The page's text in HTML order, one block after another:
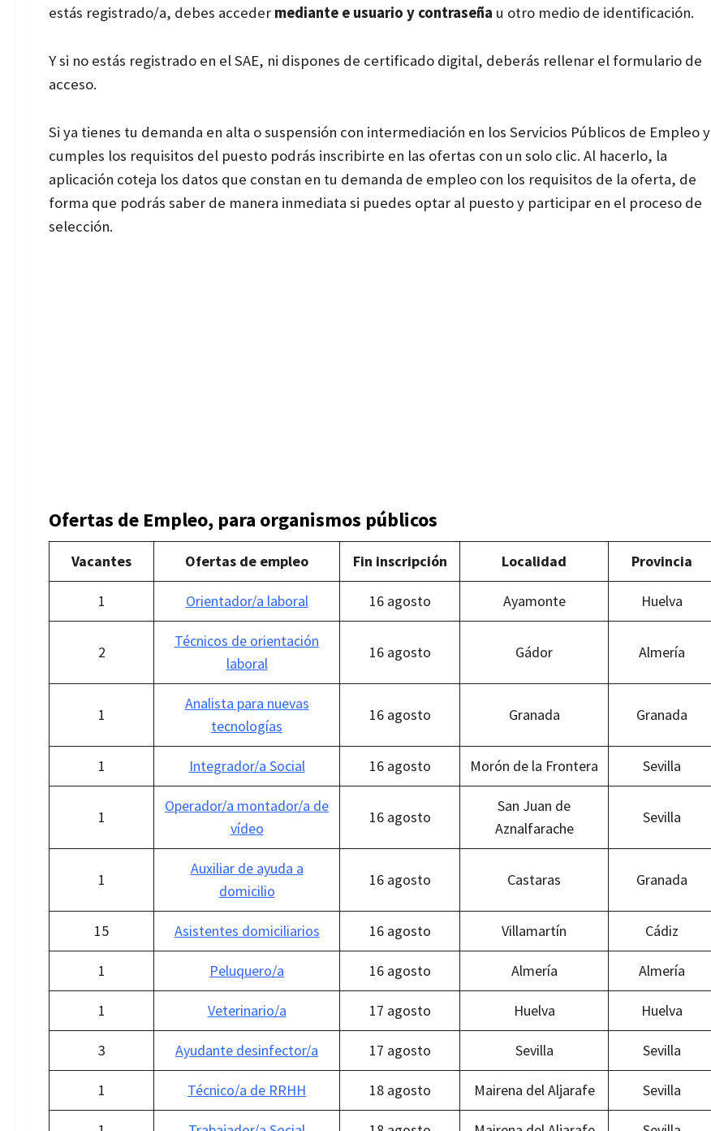
estás registrado/a, debes acceder mediante e usuario y contraseña u otro medio de identificación.
Y si no estás registrado en el SAE, ni dispones de certificado digital, deberás rellenar el formulario de
acceso.
Si ya tienes tu demanda en alta o suspensión con intermediación en los Servicios Públicos de Empleo y
cumples los requisitos del puesto podrás inscribirte en las ofertas con un solo clic. Al hacerlo, la
aplicación coteja los datos que constan en tu demanda de empleo con los requisitos de la oferta, de
forma que podrás saber de manera inmediata si puedes optar al puesto y participar en el proceso de
selección.
Ofertas de Empleo, para organismos públicos
Vacantes Ofertas de empleo Fin inscripción Localidad Provincia
1 Orientador/a laboral 16 agosto Ayamonte Huelva
2
Técnicos de orientación
laboral
16 agosto Gádor Almería
1
Analista para nuevas
tecnologías
16 agosto Granada Granada
1 Integrador/a Social 16 agosto Morón de la Frontera Sevilla
1
Operador/a montador/a de
vídeo
16 agosto
San Juan de
Aznalfarache
Sevilla
1
Auxiliar de ayuda a
domicilio
16 agosto Castaras Granada
15 Asistentes domiciliarios 16 agosto Villamartín Cádiz
1 Peluquero/a 16 agosto Almería Almería
1 Veterinario/a 17 agosto Huelva Huelva
3 Ayudante desinfector/a 17 agosto Sevilla Sevilla
1 Técnico/a de RRHH 18 agosto Mairena del Aljarafe Sevilla